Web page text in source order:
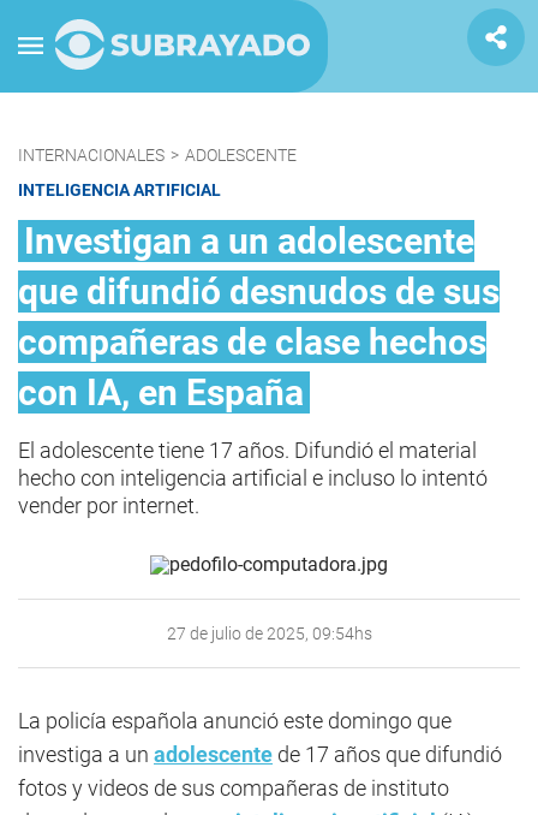
INTERNACIONALES > ADOLESCENTE
INTELIGENCIA ARTIFICIAL
Investigan a un adolescente
que difundió desnudos de sus
compañeras de clase hechos
con IA, en España
El adolescente tiene 17 años. Difundió el material
hecho con inteligencia artificial e incluso lo intentó
vender por internet.
27 de julio de 2025, 09:54hs
La policía española anunció este domingo que
investiga a un adolescente de 17 años que difundió
fotos y videos de sus compañeras de instituto